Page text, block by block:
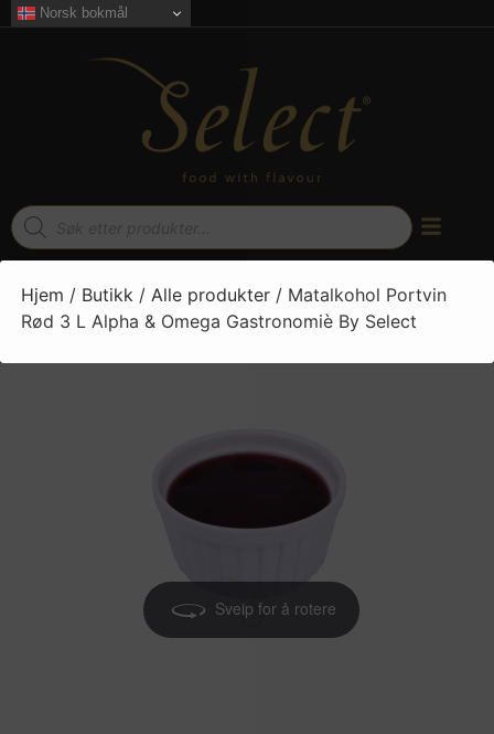
Norsk bokmål
Hjem / Butikk / Alle produkter/ Matalkohol Portvin
Rød 3 L Alpha & Omega Gastronomiè By Select
Sveip for å rotere